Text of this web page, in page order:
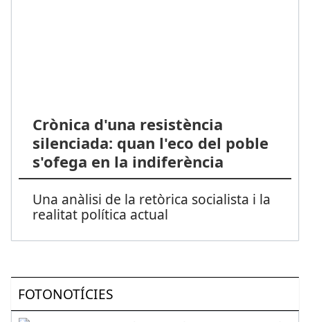
Crònica d'una resistència
silenciada: quan l'eco del poble
s'ofega en la indiferència
Una anàlisi de la retòrica socialista i la
realitat política actual
FOTONOTÍCIES